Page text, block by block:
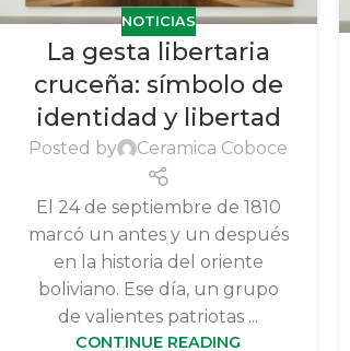
NOTICIAS
La gesta libertaria
cruceña: símbolo de
identidad y libertad
Posted by Ceramica Coboce
El 24 de septiembre de 1810
marcó un antes y un después
en la historia del oriente
boliviano. Ese día, un grupo
de valientes patriotas ...
CONTINUE READING